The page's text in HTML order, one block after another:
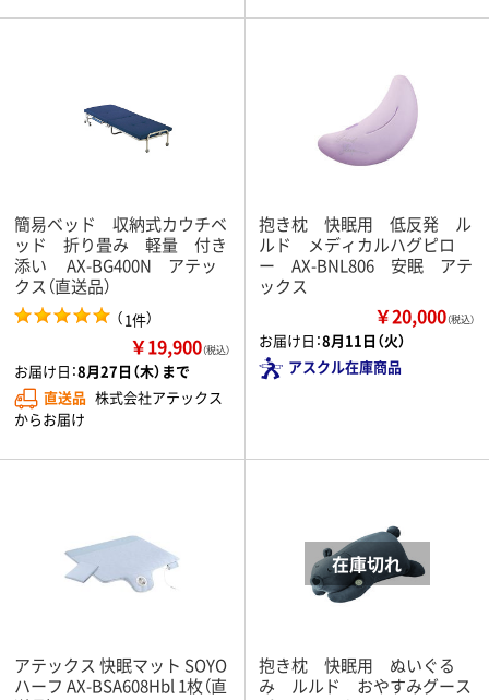
簡易ベッド 収納式カウチベ
ッド 折り畳み 軽量 付き
添い AX-BG400N アテッ
クス（直送品）
（1件）
￥19,900（税込）
お届け日：8月27日（木）まで
直送品 株式会社アテックス
からお届け
抱き枕 快眠用 低反発 ル
ルド メディカルハグピロ
ー AX-BNL806 安眠 アテ
ックス
￥20,000（税込）
お届け日：8月11日（火）
アスクル在庫商品
アテックス 快眠マット SOYO
ハーフ AX-BSA608Hbl 1枚（直
抱き枕 快眠用 ぬいぐる
み ルルド おやすみグース